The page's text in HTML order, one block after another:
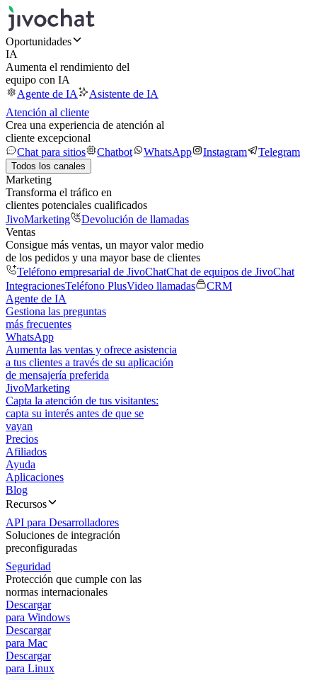
Oportunidades
IA
Aumenta el rendimiento del
equipo con IA
Agente de IA
Asistente de IA
Atención al cliente
Crea una experiencia de atención al
cliente excepcional
Chat para sitios
Chatbot WhatsApp Instagram Telegram
Todos los canales
Marketing
Transforma el tráfico en
clientes potenciales cualificados
JivoMarketing
Devolución de llamadas
Ventas
Consigue más ventas, un mayor valor medio
de los pedidos y una mayor base de clientes
Teléfono empresarial de JivoChatChat de equipos de JivoChat
IntegracionesTeléfono PlusVideo llamadas
CRM
Agente de IA
Gestiona las preguntas
más frecuentes
WhatsApp
Aumenta las ventas y ofrece asistencia
a tus clientes a través de su aplicación
de mensajería preferida
JivoMarketing
Capta la atención de tus visitantes:
capta su interés antes de que se
vayan
Precios
Afiliados
Ayuda
Aplicaciones
Blog
Recursos
API para Desarrolladores
Soluciones de integración
preconfiguradas
Seguridad
Protección que cumple con las
normas internacionales
Descargar
para Windows
Descargar
para Mac
Descargar
para Linux